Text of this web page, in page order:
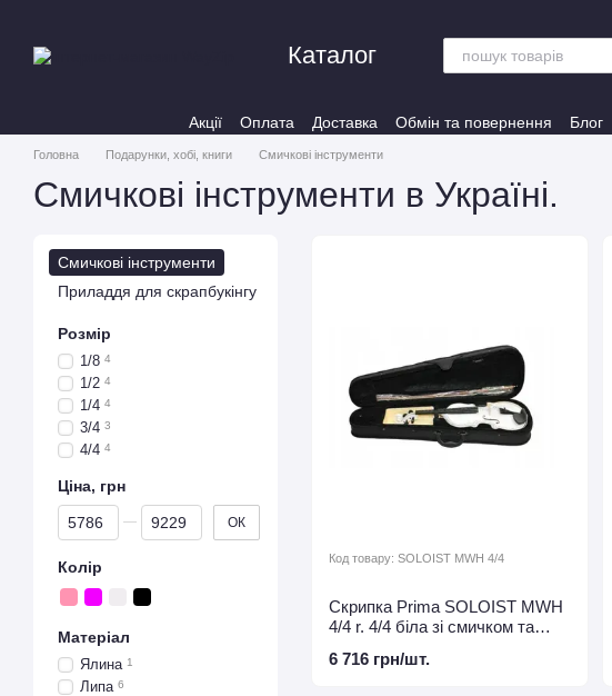
Каталог
Акції Оплата Доставка Обмін та повернення Блог
Головна Подарунки, хобі, книги Смичкові інструменти
Смичкові інструменти в Україні.
Код товару: SOLOIST MWH 4/4
Скрипка Prima SOLOIST MWH
4/4 r. 4/4 біла зі смичком та
6 716 грн/шт.
Смичкові інструменти
Приладдя для скрапбукінгу
Розмір
1/8 4
1/2 4
1/4 4
3/4 3
4/4 4
Ціна, грн
Від Ціна, грн
До Ціна, грн ОК
Колір
Матеріал
Ялина 1
Липа 6